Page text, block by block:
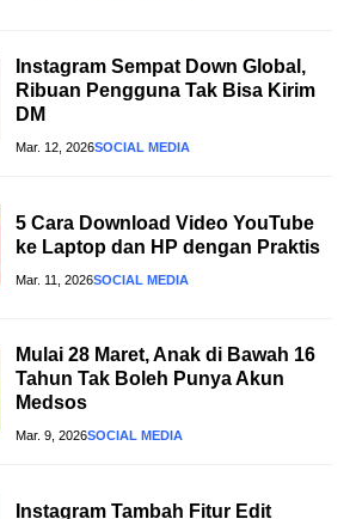
Instagram Sempat Down Global,
Ribuan Pengguna Tak Bisa Kirim
DM
Mar. 12, 2026SOCIAL MEDIA
5 Cara Download Video YouTube
ke Laptop dan HP dengan Praktis
Mar. 11, 2026SOCIAL MEDIA
Mulai 28 Maret, Anak di Bawah 16
Tahun Tak Boleh Punya Akun
Medsos
Mar. 9, 2026SOCIAL MEDIA
Instagram Tambah Fitur Edit